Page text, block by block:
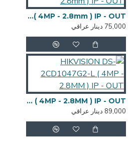
HIKVISION DS-2CD1043G2-LIU ( 4MP - 2.8mm ) IP - OUT
75,000 دينار عراقي
HIKVISION DS-2CD1047G2-L ( 4MP - 2.8MM ) IP - OUT
89,000 دينار عراقي